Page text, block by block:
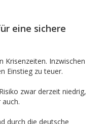
eine sichere
Krisenzeiten. Inzwischen
Einstieg zu teuer.
zwar derzeit niedrig,
durch die deutsche